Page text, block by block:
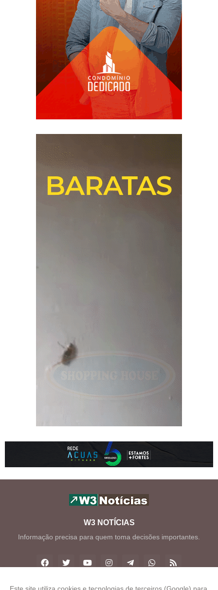
W3 NOTÍCIAS
Informação precisa para quem toma decisões importantes.